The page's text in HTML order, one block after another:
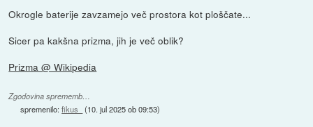
Okrogle baterije zavzamejo več prostora kot ploščate...
Sicer pa kakšna prizma, jih je več oblik?
Prizma @ Wikipedia
Zgodovina sprememb…
spremenilo:fikus_ (10. jul 2025 ob 09:53)